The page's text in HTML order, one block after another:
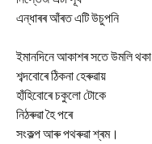
এন্ধাৰৰ আঁৰত এটি উচুপনি
ইমানদিনে আকাশৰ সতে উমলি থকা
শব্দবোৰে ঠিকনা হেৰুৱায়
হাঁহিবোৰে চকুলো টোকে
নিঠৰুৱা হৈ পৰে
সংকল্প আৰু পথৰুৱা শ্ৰম।